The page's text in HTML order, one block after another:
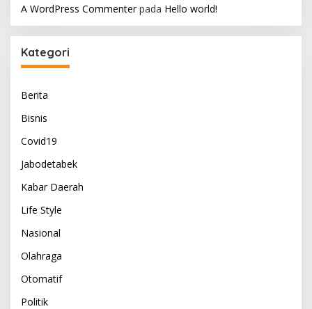
A WordPress Commenterpada Hello world!
Kategori
Berita
Bisnis
Covid19
Jabodetabek
Kabar Daerah
Life Style
Nasional
Olahraga
Otomatif
Politik